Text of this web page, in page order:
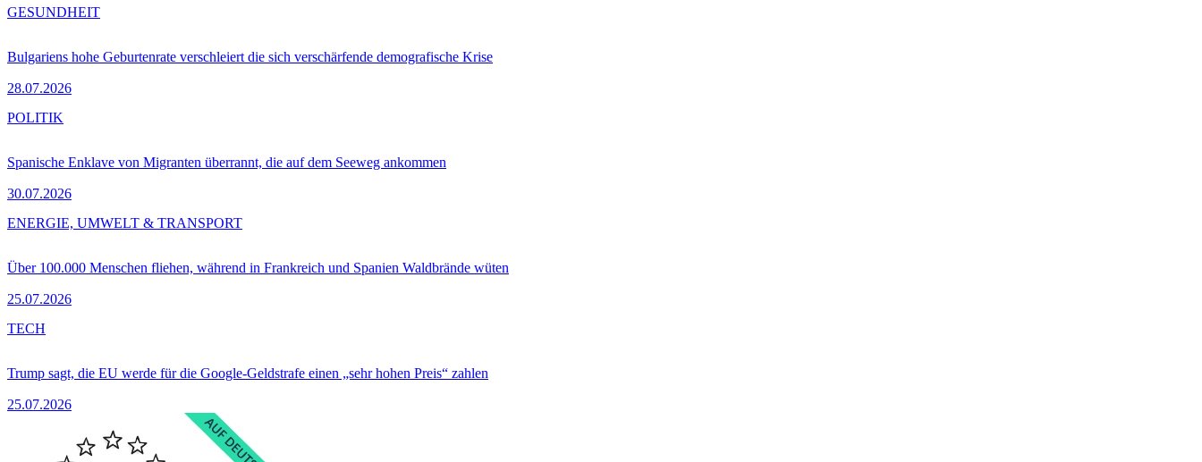
Bulgariens hohe Geburtenrate verschleiert die sich verschärfende demografische Krise
28.07.2026
GESUNDHEIT
Spanische Enklave von Migranten überrannt, die auf dem Seeweg ankommen
30.07.2026
POLITIK
Über 100.000 Menschen fliehen, während in Frankreich und Spanien Waldbrände wüten
25.07.2026
ENERGIE, UMWELT & TRANSPORT
Trump sagt, die EU werde für die Google-Geldstrafe einen „sehr hohen Preis“ zahlen
25.07.2026
TECH